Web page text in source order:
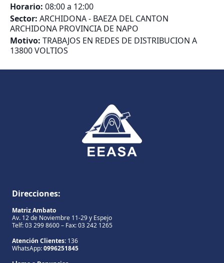
Horario: 08:00 a 12:00
Sector: ARCHIDONA - BAEZA DEL CANTON
ARCHIDONA PROVINCIA DE NAPO
Motivo: TRABAJOS EN REDES DE DISTRIBUCION A
13800 VOLTIOS
Direcciones:
Matriz Ambato
Av. 12 de Noviembre 11-29 y Espejo
Telf: 03 299 8600 – Fax: 03 242 1265
Atención Clientes: 136
WhatsApp:0996251845